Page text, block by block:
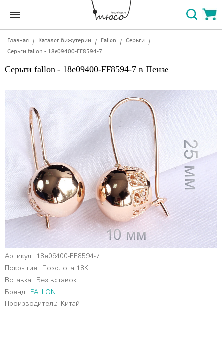
Главная Каталог бижутерии Fallon
Серьги
Серьги fallon - 18e09400-FF8594-7
Серьги fallon - 18e09400-FF8594-7 в Пензе
Артикул:
18e09400-FF8594-7
Покрытие: Позолота 18К
Вставка: Без вставок
Бренд:
FALLON
Производитель: Китай